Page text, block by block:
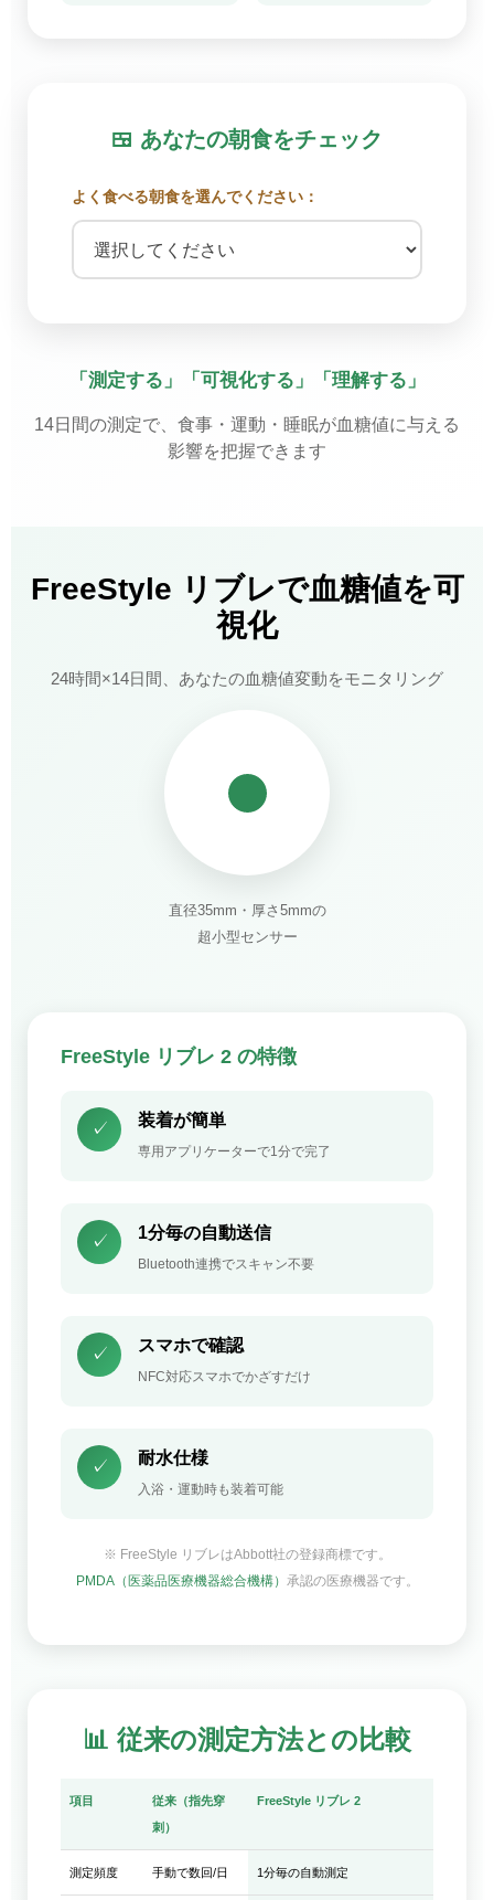
🍱 あなたの朝食をチェック
よく食べる朝食を選んでください：
「測定する」「可視化する」「理解する」
14日間の測定で、食事・運動・睡眠が血糖値に与える
影響を把握できます
FreeStyle リブレで血糖値を可
視化
24時間×14日間、あなたの血糖値変動をモニタリング
直径35mm・厚さ5mmの
超小型センサー
FreeStyle リブレ 2 の特徴
✓ 装着が簡単
専用アプリケーターで1分で完了
✓ 1分毎の自動送信
Bluetooth連携でスキャン不要
✓ スマホで確認
NFC対応スマホでかざすだけ
✓ 耐水仕様
入浴・運動時も装着可能
※ FreeStyle リブレはAbbott社の登録商標です。
PMDA（医薬品医療機器総合機構） 承認の医療機器です。
📊 従来の測定方法との比較
項目
従来（指先穿
刺）
FreeStyle リブレ 2
測定頻度 手動で数回/日 1分毎の自動測定